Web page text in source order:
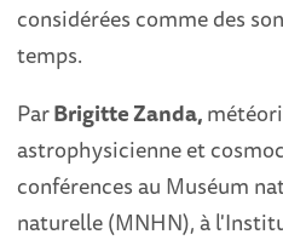
considérées comme des
temps.
ParBrigitte Zanda,
astrophysicienne et
conférences au Muséum
naturelle (MNHN), à